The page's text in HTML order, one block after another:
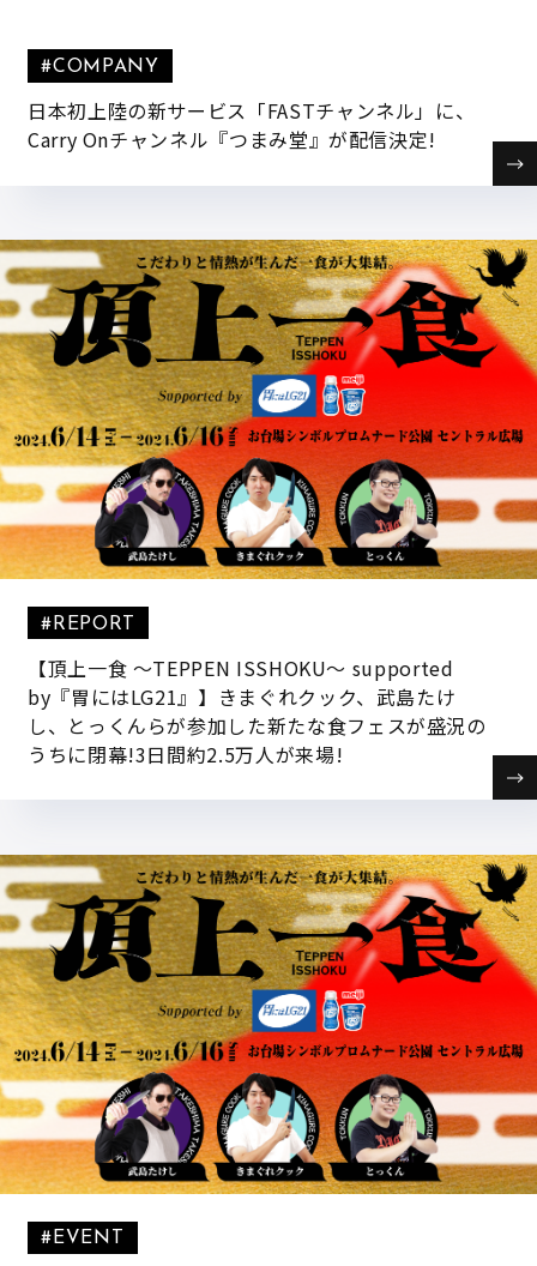
日本初上陸の新サービス「FASTチャンネル」に、
Carry Onチャンネル『つまみ堂』が配信決定!
#COMPANY
【頂上一食 ～TEPPEN ISSHOKU～ supported
by『胃にはLG21』】きまぐれクック、武島たけ
し、とっくんらが参加した新たな食フェスが盛況の
うちに閉幕!3日間約2.5万人が来場!
#REPORT
#EVENT